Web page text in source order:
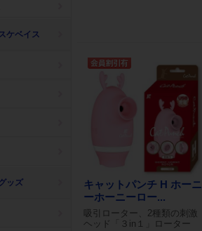
ケベイス
ッズ
キャットパンチ H ホーニ
ーホーニーロー...
吸引ローター、2種類の刺激
ヘッド「３in１」ローター